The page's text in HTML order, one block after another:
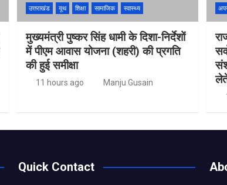
उत्तराखंड यूथ शिक्षा सामाजिक स्वास्थ्य
मुख्यमंत्री पुष्कर सिंह धामी के दिशा-निर्देशों
में पीएम आवास योजना (शहरी) की प्रगति
की हुई समीक्षा
11 hours ago Manju Gusain
Quick Contact